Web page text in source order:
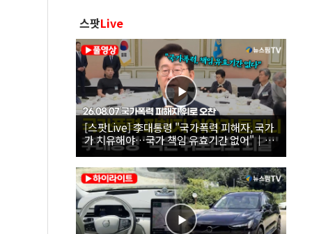
스팟Live
[스팟Live] 李대통령 "국가폭력 피해자, 국가
가 치유해야…국가 책임 유효기간 없어"｜
26.08.07 국가폭력 피해자 위로 오찬